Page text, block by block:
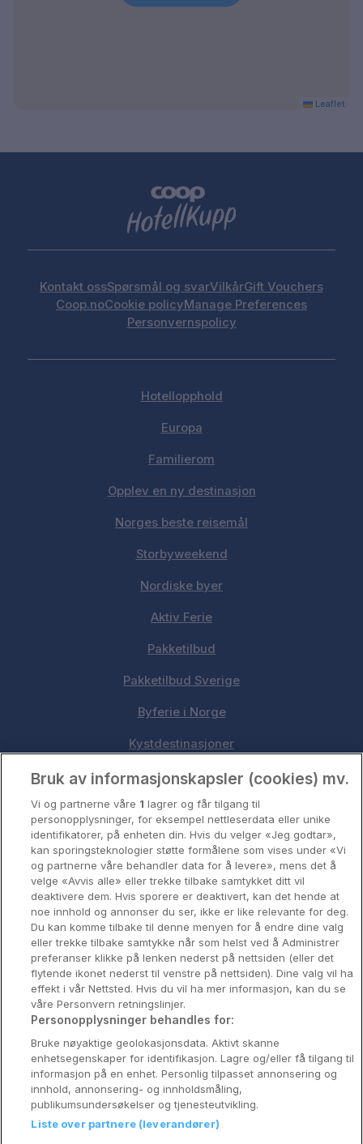
Leaflet
Kontakt ossSpørsmål og svarVilkårGift Vouchers
Coop.noCookie policyManage Preferences
Personvernspolicy
Hotellopphold
Europa
Familierom
Opplev en ny destinasjon
Norges beste reisemål
Storbyweekend
Nordiske byer
Aktiv Ferie
Pakketilbud
Pakketilbud Sverige
Byferie i Norge
Kystdestinasjoner
Oslo
Stavanger
Bergen
Utforsk Norden
Om Coop HotellKupp
Konkurranse
Koselig avbrekk
Velvære i var
Premiumhotell
Venninnetur
Reservasjonsspørsmål:
Bruk av informasjonskapsler (cookies) mv.
Vi og partnerne våre 1 lagrer og får tilgang til
personopplysninger, for eksempel nettleserdata eller unike
identifikatorer, på enheten din. Hvis du velger «Jeg godtar»,
kan sporingsteknologier støtte formålene som vises under «Vi
og partnerne våre behandler data for å levere», mens det å
velge «Avvis alle» eller trekke tilbake samtykket ditt vil
deaktivere dem. Hvis sporere er deaktivert, kan det hende at
noe innhold og annonser du ser, ikke er like relevante for deg.
Du kan komme tilbake til denne menyen for å endre dine valg
eller trekke tilbake samtykke når som helst ved å Administrer
preferanser klikke på lenken nederst på nettsiden (eller det
flytende ikonet nederst til venstre på nettsiden). Dine valg vil ha
effekt i vår Nettsted. Hvis du vil ha mer informasjon, kan du se
våre Personvern retningslinjer.
Personopplysninger behandles for:
Bruke nøyaktige geolokasjonsdata. Aktivt skanne
enhetsegenskaper for identifikasjon. Lagre og/eller få tilgang til
informasjon på en enhet. Personlig tilpasset annonsering og
innhold, annonsering- og innholdsmåling,
publikumsundersøkelser og tjenesteutvikling.
Liste over partnere (leverandører)